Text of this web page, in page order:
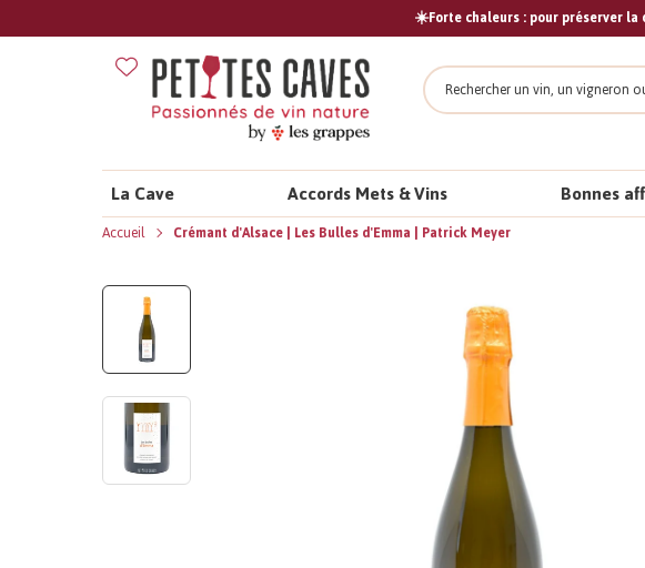
☀️Forte chaleurs : pour préserver
Rechercher
La Cave Accords Mets & Vins Bonnes
Accueil
Crémant d'Alsace | Les Bulles d'Emma | Patrick Meyer